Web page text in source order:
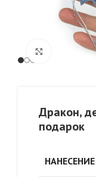
Click to
Дракон,
подарок
НАНЕСЕНИЕ